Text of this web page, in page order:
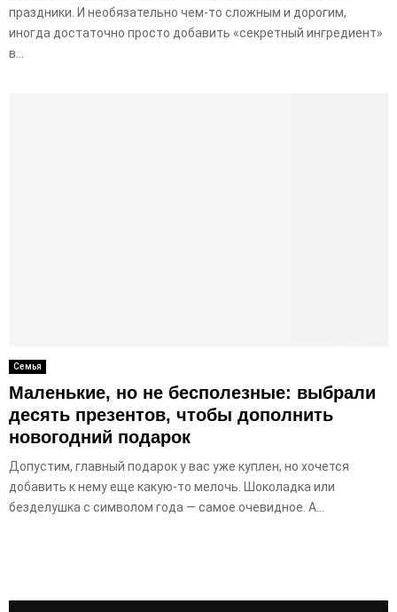
праздники. И необязательно чем-то сложным и дорогим,
иногда достаточно просто добавить «секретный ингредиент»
в...
Семья
Маленькие, но не бесполезные: выбрали
десять презентов, чтобы дополнить
новогодний подарок
Допустим, главный подарок у вас уже куплен, но хочется
добавить к нему еще какую-то мелочь. Шоколадка или
безделушка с символом года — самое очевидное. А...